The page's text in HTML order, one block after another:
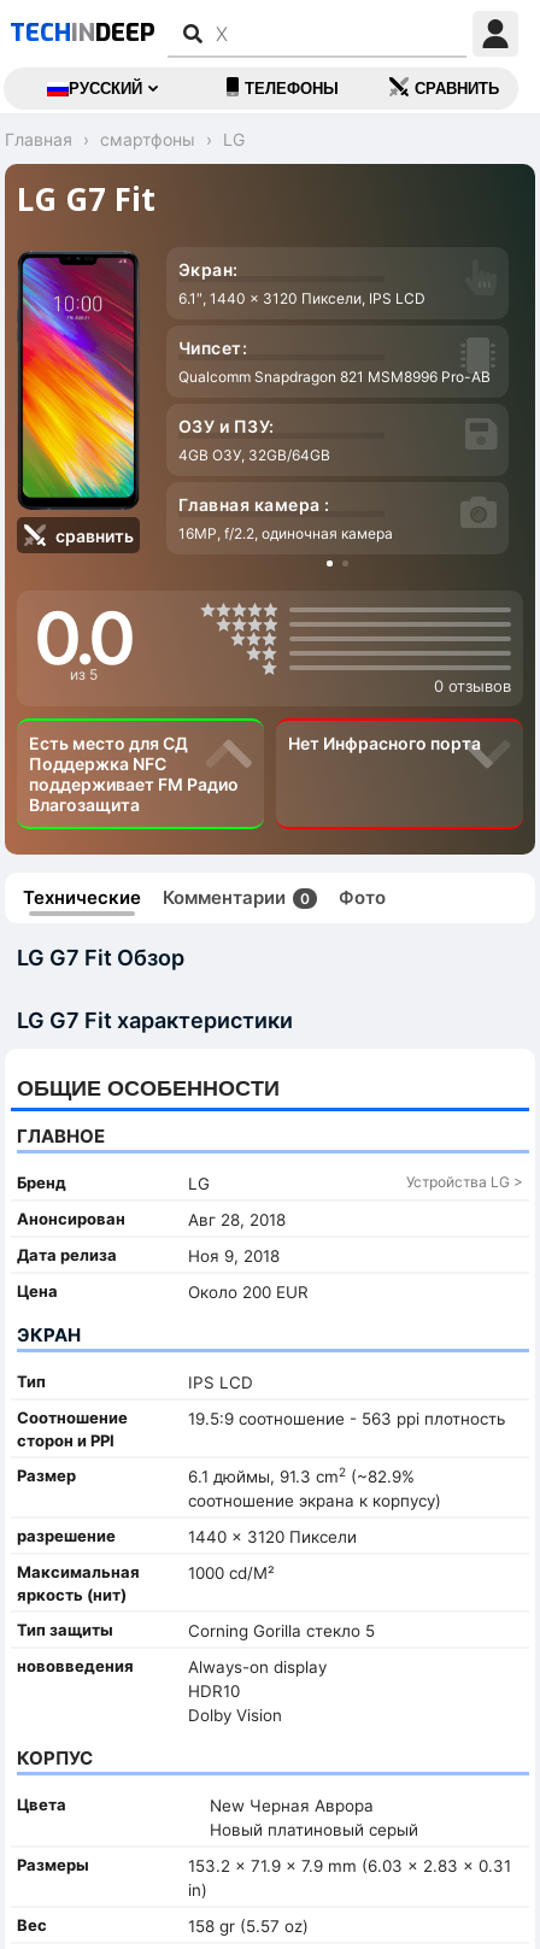
TECHINDEEP
РУССКИЙ ТЕЛЕФОНЫ СРАВНИТЬ
Главная смартфоны LG
LG G7 Fit
сравнить
Экран:
6.1″, 1440 x 3120 Пиксели, IPS LCD
Чипсет:
Qualcomm Snapdragon 821 MSM8996 Pro-AB
ОЗУ и ПЗУ:
4GB ОЗУ, 32GB/64GB
Главная камера :
16MP, f/2.2, одиночная камера
0.0
из 5
0 отзывов
Есть место для СД
Поддержка NFC
поддерживает FM Радио
Влагозащита
Нет Инфрасного порта
Технические Комментарии 0 Фото
LG G7 Fit Обзор
LG G7 Fit характеристики
ОБЩИЕ ОСОБЕННОСТИ
ГЛАВНОЕ
Бренд LG Устройства LG >
Анонсирован
Авг 28, 2018
Дата релиза
Ноя 9, 2018
Цена
Около 200 EUR
ЭКРАН
Тип
IPS LCD
Соотношение
сторон и PPI
19.5:9 соотношение - 563 ppi плотность
Размер 6.1 дюймы, 91.3 cm2(~82.9%
соотношение экрана к корпусу)
разрешение
1440 x 3120 Пиксели
Максимальная
яркость (нит)
1000 cd/M²
Тип защиты
Corning Gorilla стекло 5
нововведения
Always-on display
HDR10
Dolby Vision
КОРПУС
Цвета
New Черная Аврора
Новый платиновый серый
Размеры
153.2 x 71.9 x 7.9 mm (6.03 x 2.83 x 0.31
in)
Вес
158 gr (5.57 oz)